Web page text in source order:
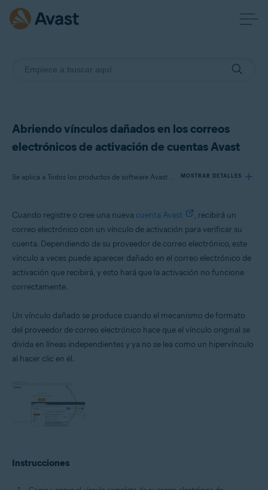
Abriendo vínculos dañados en los correos
electrónicos de activación de cuentas Avast
Se aplica a Todos los productos de software Avast disponibles MOSTRAR DETALLES
Productos:
Sistemas operativos:
Cuando registre o cree una nueva cuenta Avast
, recibirá un
correo electrónico con un vínculo de activación para verificar su
cuenta. Dependiendo de su proveedor de correo electrónico, este
vínculo a veces puede aparecer dañado en el correo electrónico de
activación que recibirá, y esto hará que la activación no funcione
correctamente.
Un vínculo dañado se produce cuando el mecanismo de formato
del proveedor de correo electrónico hace que el vínculo original se
divida en líneas independientes y ya no se lea como un hipervínculo
al hacer clic en él.
Instrucciones